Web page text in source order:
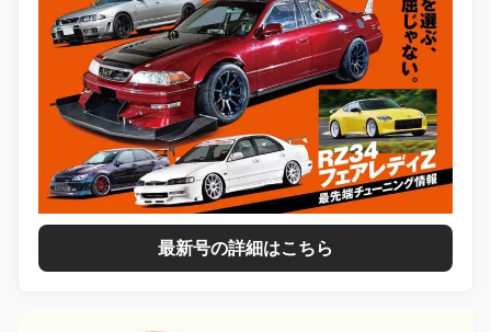
最新号の詳細はこちら